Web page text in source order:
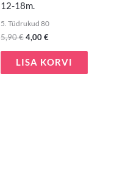
12-18m.
5. Tüdrukud 80
5,90€4,00€
LISA KORVI